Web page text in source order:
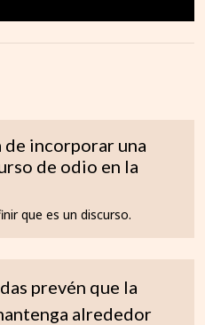
incorporar una
de odio en la
que es un discurso.
prevén que la
alrededor